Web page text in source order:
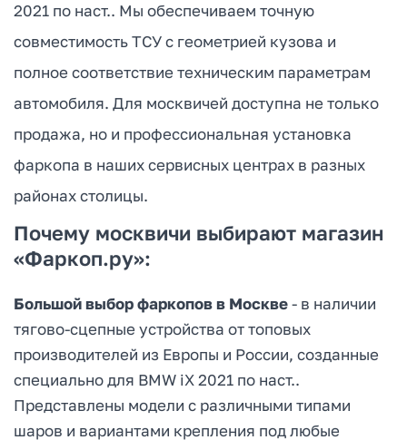
2021 по наст.. Мы обеспечиваем точную
совместимость ТСУ с геометрией кузова и
полное соответствие техническим параметрам
автомобиля. Для москвичей доступна не только
продажа, но и профессиональная установка
фаркопа в наших сервисных центрах в разных
районах столицы.
Почему москвичи выбирают магазин
«Фаркоп.ру»:
Большой выбор фаркопов в Москве- в наличии
тягово-сцепные устройства от топовых
производителей из Европы и России, созданные
специально для BMW iX 2021 по наст..
Представлены модели с различными типами
шаров и вариантами крепления под любые